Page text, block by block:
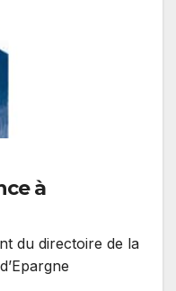
à
du directoire de la